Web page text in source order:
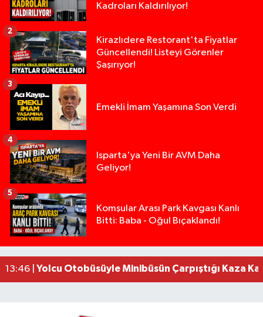
Kadroları Kaldırılıyor!
Kirazlıdere Restorant'ta Fiyatlar
Güncellendi! Listeyi Görenler
Şaşırıyor!
2
Emekli İmam Yaşamına Son Verdi
3
Isparta'ya Yeni Bir AVM Daha
Geliyor!
4
Komşular Arası Park Kavgası Kanlı
Bitti: Baba - Oğul Bıçaklandı!
5
19:36 |Isparta’da Silah Operasyonu: 165 Tabanca Ele
17:18 |Anız Yangını Kazaya Neden Oldu: 13 Araç
17:08 |Alevlere Teslim Olan Gecekondu Kullanılamaz
13:46 | Yolcu Otobüsüyle Minibüsün Çarpıştığı Kaza